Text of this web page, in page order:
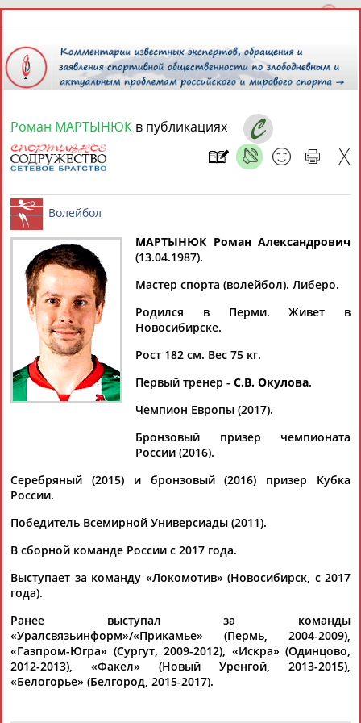
10 августа 2026 года,
СПОРТСМЕНЫ, ТРЕНЕРЫ И СПЕЦИАЛИСТЫ
Найдено: 1персона Расширенный поиск
Роман
МАРТЫНЮК
Документы 1-10 из 17 найденных уникальных документов
1 2
Назван состав мужской сборной России по волейболу на
...ев Антон (1997, Белогорье, Белгород) ЛИБЕРО Голубев
Локомотив Нс) ...
(Проект:
В США стартует мужской волейбольный "Финал Шести" Лиги
Наций
... Семышев Антон (1997, 201, Белогорье) Либеро
Мартынюк
Роман(1987, 182, Локомотив Нс) Голубев Валентин (1992,...
Роман МАРТЫНЮК в публикациях
Волейбол
МАРТЫНЮК Роман Александрович
(13.04.1987).
Мастер спорта (волейбол). Либеро.
Родился в Перми. Живет в
Новосибирске.
Рост 182 см. Вес 75 кг.
Первый тренер - С.В. Окулова.
Чемпион Европы (2017).
Бронзовый призер чемпионата
России (2016).
Серебряный (2015) и бронзовый (2016) призер Кубка
России.
Победитель Всемирной Универсиады (2011).
В сборной команде России с 2017 года.
Выступает за команду «Локомотив» (Новосибирск, с 2017
года).
Ранее выступал за команды
«Уралсвязьинформ»/«Прикамье» (Пермь, 2004-2009),
«Газпром-Югра» (Сургут, 2009-2012), «Искра» (Одинцово,
2012-2013), «Факел» (Новый Уренгой, 2013-2015),
«Белогорье» (Белгород, 2015-2017).